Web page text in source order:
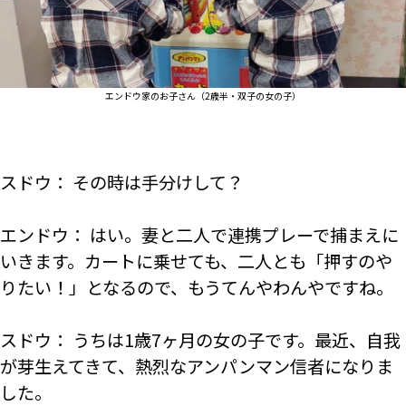
エンドウ家のお子さん（2歳半・双子の女の子）
スドウ： その時は手分けして？
エンドウ： はい。妻と二人で連携プレーで捕まえに
いきます。カートに乗せても、二人とも「押すのや
りたい！」となるので、もうてんやわんやですね。
スドウ： うちは1歳7ヶ月の女の子です。最近、自我
が芽生えてきて、熱烈なアンパンマン信者になりま
した。